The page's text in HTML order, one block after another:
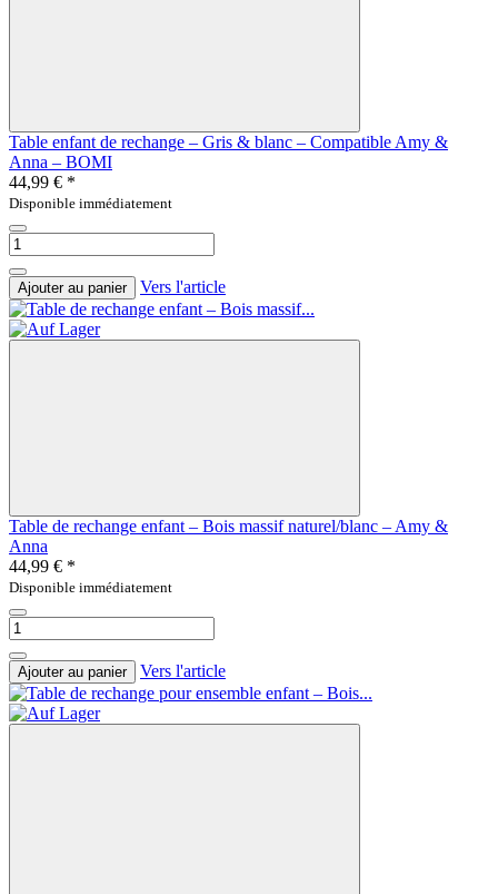
Table enfant de rechange – Gris & blanc – Compatible Amy &
Anna – BOMI
44,99 € *
Disponible immédiatement
Ajouter au panier Vers l'article
Table de rechange enfant – Bois massif naturel/blanc – Amy &
Anna
44,99 € *
Disponible immédiatement
Ajouter au panier Vers l'article